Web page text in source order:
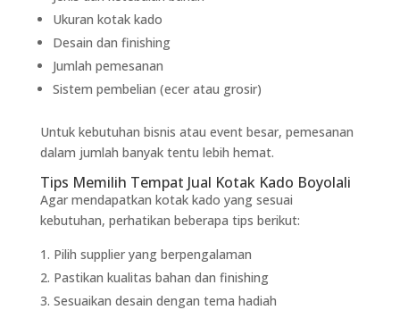
Ukuran kotak kado
Desain dan finishing
Jumlah pemesanan
Sistem pembelian (ecer atau grosir)
Untuk kebutuhan bisnis atau event besar, pemesanan
dalam jumlah banyak tentu lebih hemat.
Tips Memilih Tempat Jual Kotak Kado Boyolali
Agar mendapatkan kotak kado yang sesuai
kebutuhan, perhatikan beberapa tips berikut:
Pilih supplier yang berpengalaman
Pastikan kualitas bahan dan finishing
Sesuaikan desain dengan tema hadiah